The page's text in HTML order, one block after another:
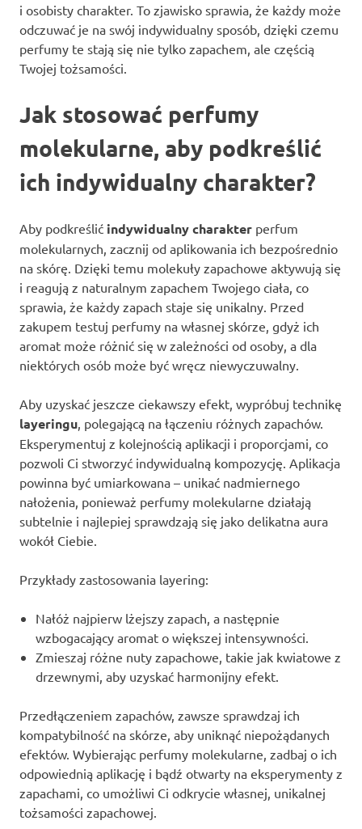
i osobisty charakter. To zjawisko sprawia, że każdy może
odczuwać je na swój indywidualny sposób, dzięki czemu
perfumy te stają się nie tylko zapachem, ale częścią
Twojej tożsamości.
Jak stosować perfumy
molekularne, aby podkreślić
ich indywidualny charakter?
Aby podkreślić indywidualny charakter perfum
molekularnych, zacznij od aplikowania ich bezpośrednio
na skórę. Dzięki temu molekuły zapachowe aktywują się
i reagują z naturalnym zapachem Twojego ciała, co
sprawia, że każdy zapach staje się unikalny. Przed
zakupem testuj perfumy na własnej skórze, gdyż ich
aromat może różnić się w zależności od osoby, a dla
niektórych osób może być wręcz niewyczuwalny.
Aby uzyskać jeszcze ciekawszy efekt, wypróbuj technikę
layeringu, polegającą na łączeniu różnych zapachów.
Eksperymentuj z kolejnością aplikacji i proporcjami, co
pozwoli Ci stworzyć indywidualną kompozycję. Aplikacja
powinna być umiarkowana – unikać nadmiernego
nałożenia, ponieważ perfumy molekularne działają
subtelnie i najlepiej sprawdzają się jako delikatna aura
wokół Ciebie.
Przykłady zastosowania layering:
Nałóż najpierw lżejszy zapach, a następnie
wzbogacający aromat o większej intensywności.
Zmieszaj różne nuty zapachowe, takie jak kwiatowe z
drzewnymi, aby uzyskać harmonijny efekt.
Przedłączeniem zapachów, zawsze sprawdzaj ich
kompatybilność na skórze, aby uniknąć niepożądanych
efektów. Wybierając perfumy molekularne, zadbaj o ich
odpowiednią aplikację i bądź otwarty na eksperymenty z
zapachami, co umożliwi Ci odkrycie własnej, unikalnej
tożsamości zapachowej.